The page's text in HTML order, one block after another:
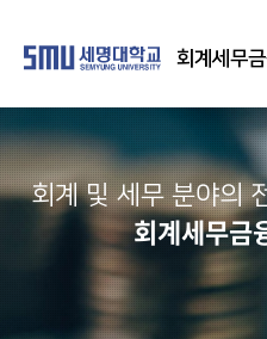
회계세무
회계 및 세무 분야의
회계세무금